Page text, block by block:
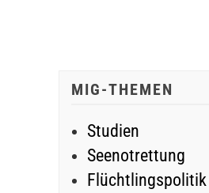
MIG-THEMEN
Studien
Seenotrettung
Flüchtlingspolitik